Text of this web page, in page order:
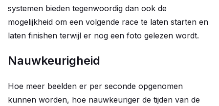
systemen bieden tegenwoordig dan ook de
mogelijkheid om een volgende race te laten starten en
laten finishen terwijl er nog een foto gelezen wordt.
Nauwkeurigheid
Hoe meer beelden er per seconde opgenomen
kunnen worden, hoe nauwkeuriger de tijden van de